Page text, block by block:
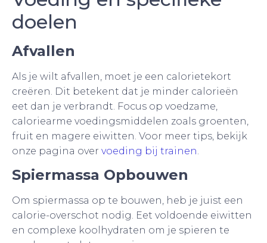
doelen
Afvallen
Als je wilt afvallen, moet je een calorietekort
creëren. Dit betekent dat je minder calorieën
eet dan je verbrandt. Focus op voedzame,
caloriearme voedingsmiddelen zoals groenten,
fruit en magere eiwitten. Voor meer tips, bekijk
onze pagina over voeding bij trainen
Spiermassa Opbouwen
Om spiermassa op te bouwen, heb je juist een
calorie-overschot nodig. Eet voldoende eiwitten
en complexe koolhydraten om je spieren te